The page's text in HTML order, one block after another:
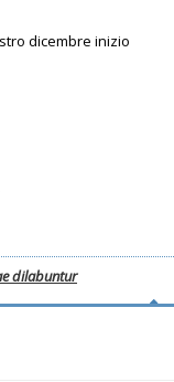
dicembre inizio
dilabuntur